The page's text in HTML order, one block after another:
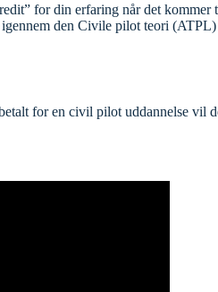
for din erfaring når det
den Civile pilot teori
for en civil pilot uddannelse vil